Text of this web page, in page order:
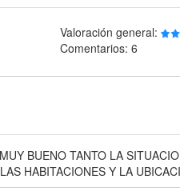
Valoración general:
Comentarios: 6
BUENO TANTO LA
HABITACIONES Y LA